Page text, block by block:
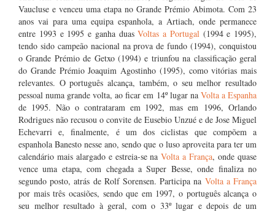
Vaucluse e venceu uma etapa no Grande Prémio Abimota. Com 23
anos vai para uma equipa espanhola, a Artiach, onde permanece
entre 1993 e 1995 e ganha duasVoltas a Portugal(1994 e 1995),
tendo sido campeão nacional na prova de fundo (1994), conquistou
o Grande Prémio de Getxo (1994) e triunfou na classificação geral
do Grande Prémio Joaquim Agostinho (1995), como vitórias mais
relevantes. O português alcança, também, o seu melhor resultado
pessoal numa grande volta, ao ficar em 14º lugar na Volta a Espanha
de 1995. Não o contrataram em 1992, mas em 1996, Orlando
Rodrigues não recusou o convite de Eusebio Unzué e de Jose Miguel
Echevarri e, finalmente, é um dos ciclistas que compõem a
espanhola Banesto nesse ano, sendo que o luso aproveita para ter um
calendário mais alargado e estreia-se naVolta a França, onde quase
vence uma etapa, com chegada a Super Besse, onde finaliza no
segundo posto, atrás de Rolf Sorensen. Participa na Volta a França
por mais três ocasiões, sendo que em 1997, o português alcança o
seu melhor resultado à geral, com o 33º lugar e depois de um